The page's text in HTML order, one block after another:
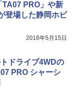
PRO」や新
登場した静岡ホビ
2016年5月15日
ドライブ4WDの
PRO シャーシ